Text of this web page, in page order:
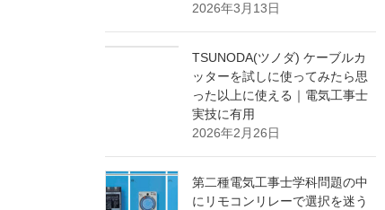
2026年3月13日
TSUNODA(ツノダ) ケーブルカ
ッターを試しに使ってみたら思
った以上に使える｜電気工事士
実技に有用
2026年2月26日
第二種電気工事士学科問題の中
にリモコンリレーで選択を迷う